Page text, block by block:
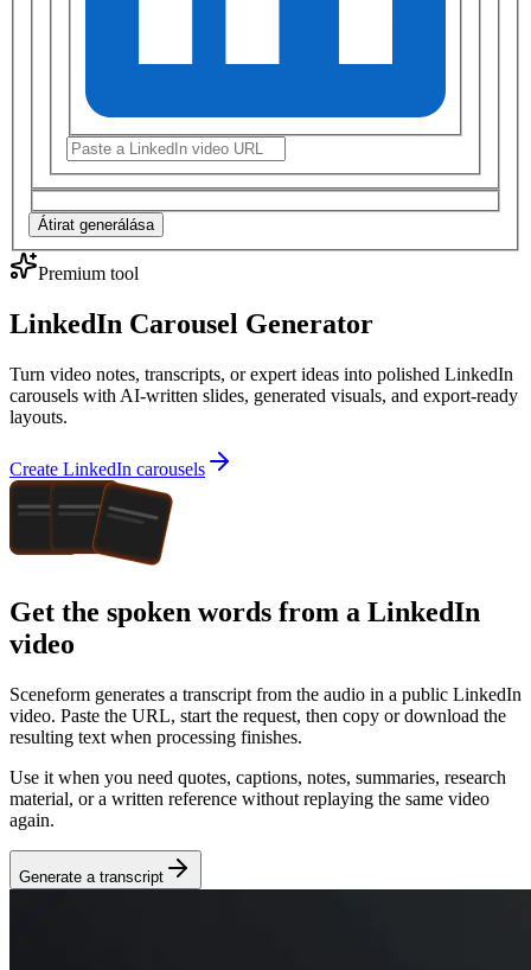
Átirat generálása
Premium tool
LinkedIn Carousel Generator
Turn video notes, transcripts, or expert ideas into polished LinkedIn
carousels with AI-written slides, generated visuals, and export-ready
layouts.
Create LinkedIn carousels
Get the spoken words from a LinkedIn
video
Sceneform generates a transcript from the audio in a public LinkedIn
video. Paste the URL, start the request, then copy or download the
resulting text when processing finishes.
Use it when you need quotes, captions, notes, summaries, research
material, or a written reference without replaying the same video
again.
Generate a transcript